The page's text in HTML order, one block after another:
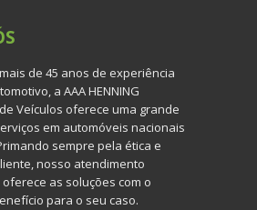
de 45 anos de experiência
a AAA HENNING
Veículos oferece uma grande
em automóveis nacionais
sempre pela ética e
nosso atendimento
as soluções com o
para o seu caso.